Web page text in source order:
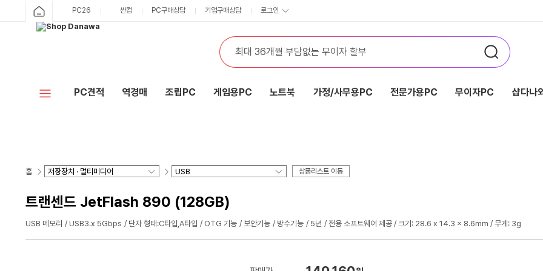
PC26 싼컴 PC구매상담 기업구매상담 로그인
PC견적 역경매 조립PC 게임용PC 노트북 가정/사무용PC 전문가용PC 무이자PC 샵다나
홈 상품리스트 이동
트랜센드 JetFlash 890 (128GB)
USB 메모리 USB3.x 5Gbps 단자 형태:C타입,A타입 OTG 기능 보안기능 방수기능 5년 전용 소프트웨어 제공 / 크기: 28.6 x 14.3 x 8.6mm / 무게: 3g